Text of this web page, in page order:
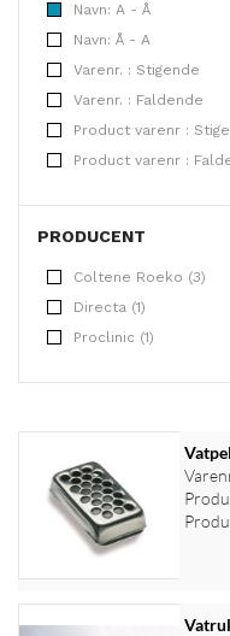
Navn: A - Å
Navn: Å - A
Varenr. : Stigende
Varenr. : Faldende
Product varenr :
Product varenr :
PRODUCENT
Coltene Roeko (3)
Directa (1)
Proclinic (1)